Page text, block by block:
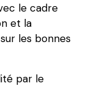
le cadre
et la
les bonnes
par le